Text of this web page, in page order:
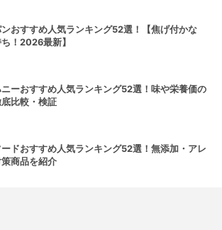
おすすめ人気ランキング52選！【焦げ付かな
！2026最新】
ーおすすめ人気ランキング52選！味や栄養価の
比較・検証
ードおすすめ人気ランキング52選！無添加・アレ
商品を紹介